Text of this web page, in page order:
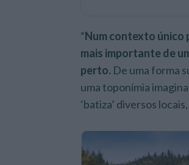
“Num contexto único
mais importante de
perto. De uma forma
uma toponímia
‘batiza’ diversos